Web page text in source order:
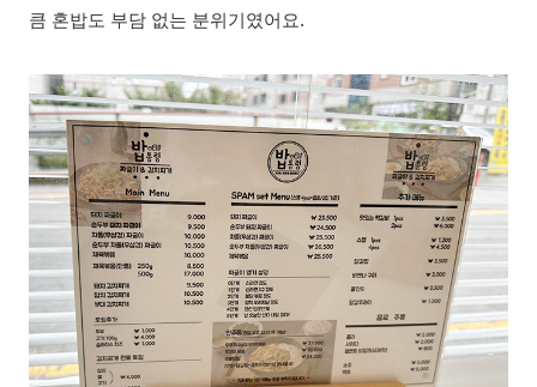
큼 혼밥도 부담 없는 분위기였어요.